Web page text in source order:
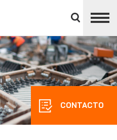
panel
CONTACTO